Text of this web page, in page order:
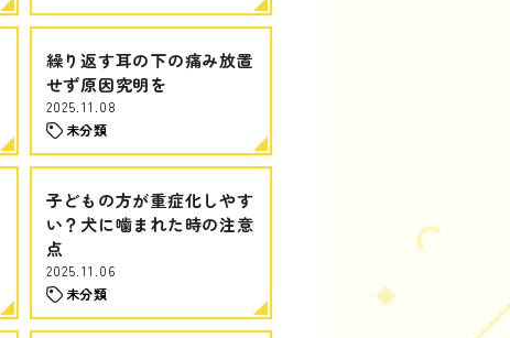
繰り返す耳の下の痛み放置
せず原因究明を
2025.11.08
未分類
子どもの方が重症化しやす
い？犬に噛まれた時の注意
点
2025.11.06
未分類